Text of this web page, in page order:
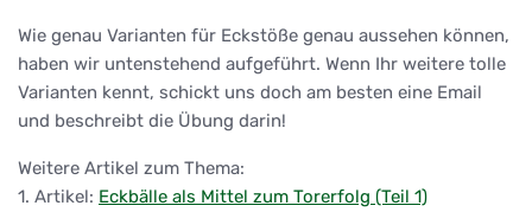
Wie genau Varianten für Eckstöße genau aussehen können,
haben wir untenstehend aufgeführt. Wenn Ihr weitere tolle
Varianten kennt, schickt uns doch am besten eine Email
und beschreibt die Übung darin!
Weitere Artikel zum Thema:
1. Artikel: Eckbälle als Mittel zum Torerfolg (Teil 1)